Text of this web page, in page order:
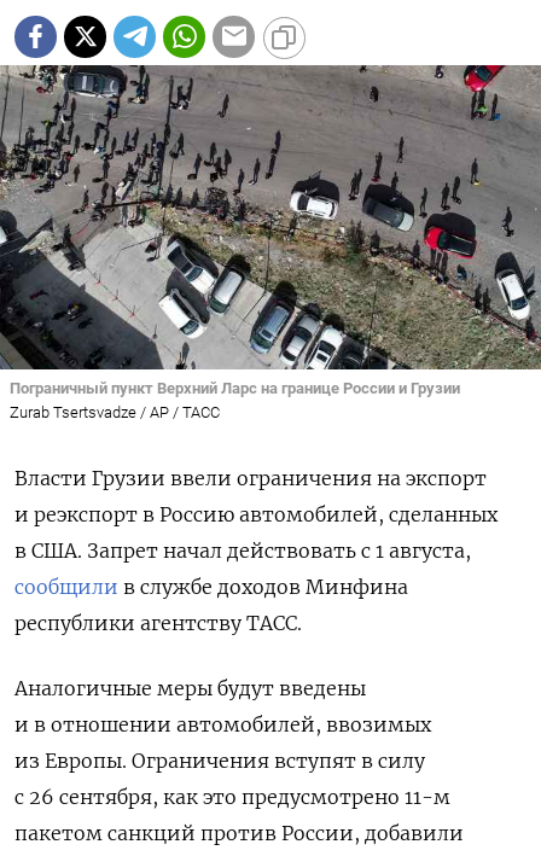
Пограничный пункт Верхний Ларс на границе России и Грузии
Zurab Tsertsvadze / AP / ТАСС
Власти Грузии ввели ограничения на экспорт
и реэкспорт в Россию автомобилей, сделанных
в США. Запрет начал действовать с 1 августа,
сообщили в службе доходов Минфина
республики агентству ТАСС.
Аналогичные меры будут введены
и в отношении автомобилей, ввозимых
из Европы. Ограничения вступят в силу
с 26 сентября, как это предусмотрено 11-м
пакетом санкций против России, добавили